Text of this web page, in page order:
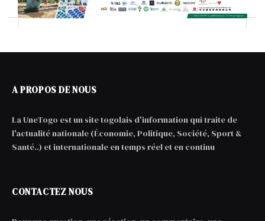
A PROPOS DE NOUS
La UneTogo est un site togolais d'information qui traite de
l'actualité nationale (Économie, Politique, Société, Sport &
Santé..) et internationale en temps réel et en continu
CONTACTEZ NOUS